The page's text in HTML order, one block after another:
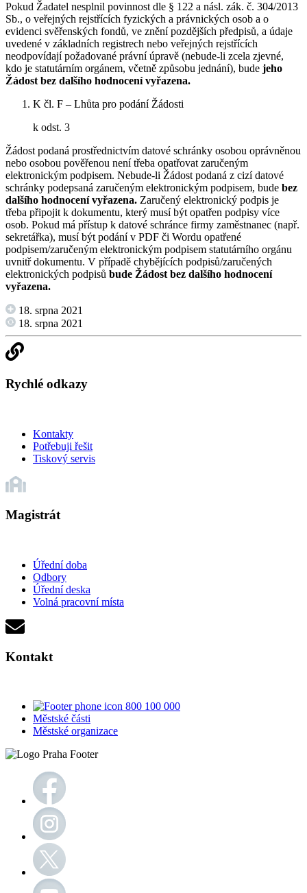
Pokud Žadatel nesplnil povinnost dle § 122 a násl. zák. č. 304/2013
Sb., o veřejných rejstřících fyzických a právnických osob a o
evidenci svěřenských fondů, ve znění pozdějších předpisů, a údaje
uvedené v základních registrech nebo veřejných rejstřících
neodpovídají požadované právní úpravě (nebude-li zcela zjevné,
kdo je statutárním orgánem, včetně způsobu jednání), bude jeho
Žádost bez dalšího hodnocení vyřazena.
K čl. F – Lhůta pro podání Žádosti
k odst. 3
Žádost podaná prostřednictvím datové schránky osobou oprávněnou
nebo osobou pověřenou není třeba opatřovat zaručeným
elektronickým podpisem. Nebude-li Žádost podaná z cizí datové
schránky podepsaná zaručeným elektronickým podpisem, bude bez
dalšího hodnocení vyřazena. Zaručený elektronický podpis je
třeba připojit k dokumentu, který musí být opatřen podpisy více
osob. Pokud má přístup k datové schránce firmy zaměstnanec (např.
sekretářka), musí být podání v PDF či Wordu opatřené
podpisem/zaručeným elektronickým podpisem statutárního orgánu
uvnitř dokumentu. V případě chybějících podpisů/zaručených
elektronických podpisů bude Žádost bez dalšího hodnocení
vyřazena.
18. srpna 2021
18. srpna 2021
Rychlé odkazy
Kontakty
Potřebuji řešit
Tiskový servis
Magistrát
Úřední doba
Odbory
Úřední deska
Volná pracovní místa
Kontakt
800 100 000
Městské části
Městské organizace